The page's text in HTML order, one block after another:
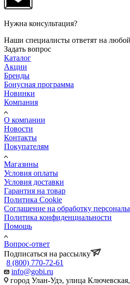
Нужна консультация?
Наши специалисты ответят на
Задать вопрос
Каталог
Акции
Бренды
Бонусная программа
Новинки
Компания
О компании
Новости
Контакты
Покупателям
Магазины
Условия оплаты
Условия доставки
Гарантия на товар
Политика Cookie
Соглашение на обработку
Политика конфиденциальности
Помощь
Вопрос-ответ
Подписаться на рассылку
8 (800) 770-72-61
info@gobi.ru
город Улан-Удэ, улица